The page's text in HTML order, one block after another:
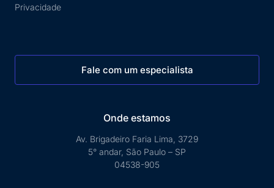
Privacidade
Fale com um especialista
Onde estamos
Av. Brigadeiro Faria Lima, 3729
5° andar, São Paulo – SP
04538-905